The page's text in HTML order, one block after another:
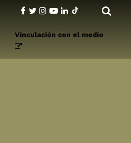
Vinculación con el medio